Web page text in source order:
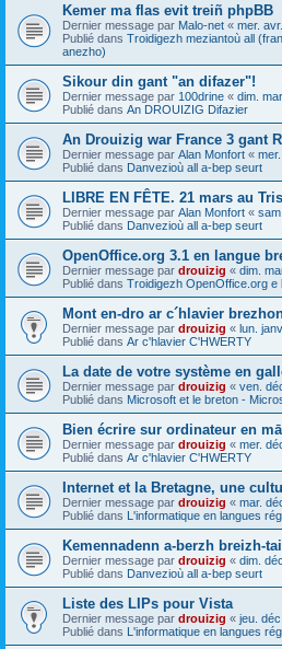
Kemer ma flas evit treiñ phpBB
Dernier message par Malo-net « mer.
Publié dans Troidigezh meziantoù all
anezho)
Sikour din gant "an difazer"!
Dernier message par 100drine « dim.
Publié dans An DROUIZIG Difazier
An Drouizig war France 3 gant
Dernier message par Alan Monfort «
Publié dans Danvezioù all a-bep seurt
LIBRE EN FÊTE. 21 mars au
Dernier message par Alan Monfort «
Publié dans Danvezioù all a-bep seurt
OpenOffice.org 3.1 en langue
Dernier message par drouizig « dim.
Publié dans Troidigezh OpenOffice.org
Mont en-dro ar c´hlavier
Dernier message par drouizig « lun.
Publié dans Ar c'hlavier C'HWERTY
La date de votre système en
Dernier message par drouizig « ven.
Publié dans Microsoft et le breton -
Bien écrire sur ordinateur en
Dernier message par drouizig « mer.
Publié dans Ar c'hlavier C'HWERTY
Internet et la Bretagne, une
Dernier message par drouizig « mar.
Publié dans L'informatique en langues
Kemennadenn a-berzh breizh-
Dernier message par drouizig « dim.
Publié dans Danvezioù all a-bep seurt
Liste des LIPs pour Vista
Dernier message par drouizig « jeu.
Publié dans L'informatique en langues